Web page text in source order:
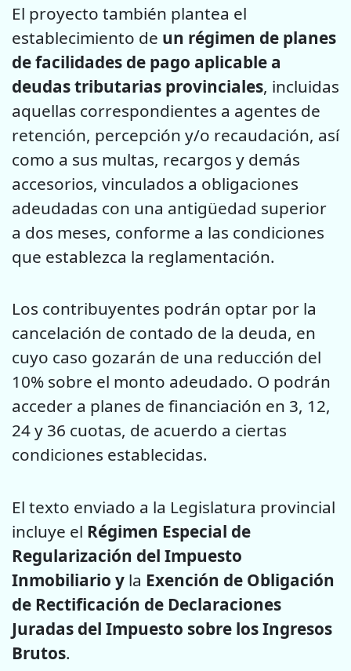
El proyecto también plantea el
establecimiento de un régimen de planes
de facilidades de pago aplicable a
deudas tributarias provinciales, incluidas
aquellas correspondientes a agentes de
retención, percepción y/o recaudación, así
como a sus multas, recargos y demás
accesorios, vinculados a obligaciones
adeudadas con una antigüedad superior
a dos meses, conforme a las condiciones
que establezca la reglamentación.
Los contribuyentes podrán optar por la
cancelación de contado de la deuda, en
cuyo caso gozarán de una reducción del
10% sobre el monto adeudado. O podrán
acceder a planes de financiación en 3, 12,
24 y 36 cuotas, de acuerdo a ciertas
condiciones establecidas.
El texto enviado a la Legislatura provincial
incluye el Régimen Especial de
Regularización del Impuesto
Inmobiliario y la Exención de Obligación
de Rectificación de Declaraciones
Juradas del Impuesto sobre los Ingresos
Brutos.